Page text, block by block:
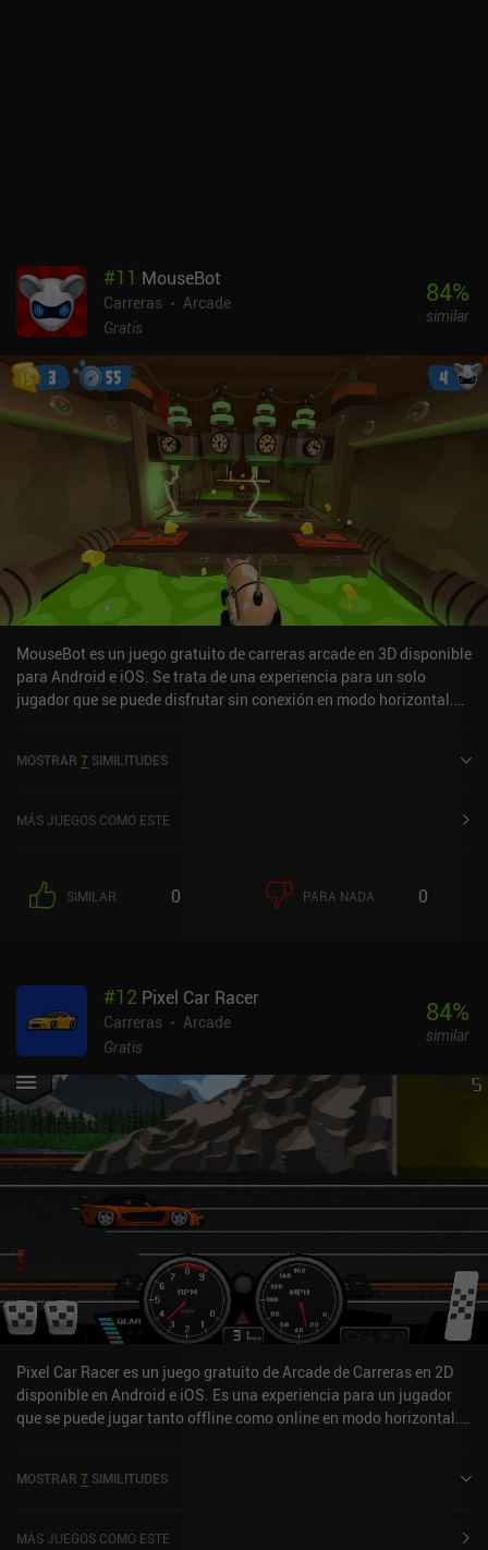
controles táctiles y/o por movimiento son geniales, y también hay
compatibilidad con mandos externos. New Star GP se monetiza
mediante anuncios forzados entre carreras, anuncios incentivados
Afortunadamente, los anuncios se pueden eliminar por completo
por 6,99 $ si disfrutas del juego.
#11 MouseBot
Carreras
Arcade
Gratis
84%
similar
MouseBot es un juego gratuito de carreras arcade en 3D disponible
para Android e iOS. Se trata de una experiencia para un solo
jugador que se puede disfrutar sin conexión en modo horizontal.
actualmente una puntuación de 4,2 sobre 5,0 en Google Play y de
MOSTRAR 7 SIMILITUDES
MÁS JUEGOS COMO ESTE
SIMILAR 0 PARA NADA 0
#12 Pixel Car Racer
Carreras
Arcade
Gratis
84%
similar
Pixel Car Racer es un juego gratuito de Arcade de Carreras en 2D
disponible en Android e iOS. Es una experiencia para un jugador
que se puede jugar tanto offline como online en modo horizontal.
valoración actual de 4,5 sobre 5,0 en Google Play y de 4,4 sobre 5,0
MOSTRAR 7 SIMILITUDES
MÁS JUEGOS COMO ESTE